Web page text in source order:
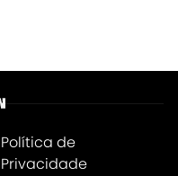
Política de
Privacidade